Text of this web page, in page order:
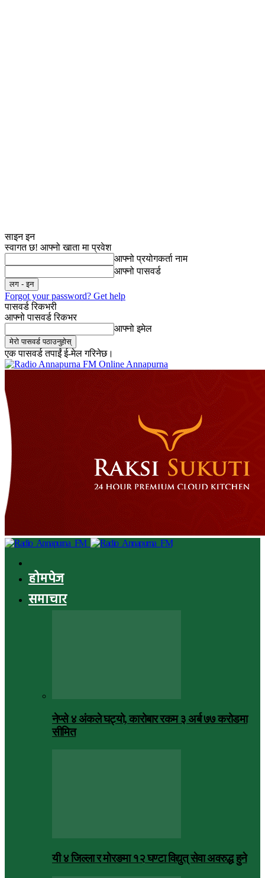
साइन इन
स्वागत छ! आफ्नो खाता मा प्रवेश
आफ्नो प्रयोगकर्ता नाम
आफ्नो पासवर्ड
Forgot your password? Get help
पासवर्ड रिकभरी
आफ्नो पासवर्ड रिकभर
आफ्नो इमेल
एक पासवर्ड तपाईं ई-मेल गरिनेछ।
Online Annapurna
होमपेज
समाचार
नेप्से ४ अंकले घट्यो, कारोबार रकम ३ अर्ब ७७ करोडमा
सीमित
यी ४ जिल्ला र मोरङमा १२ घण्टा विद्युत् सेवा अवरुद्ध हुने